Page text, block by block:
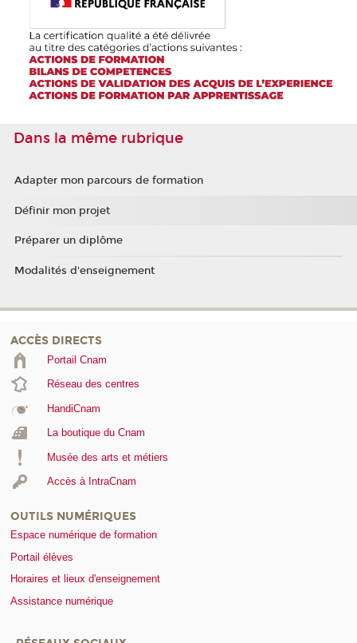
Dans la même rubrique
Adapter mon parcours de formation
Définir mon projet
Préparer un diplôme
Modalités d'enseignement
ACCÈS DIRECTS
Portail Cnam
Réseau des centres
HandiCnam
La boutique du Cnam
Musée des arts et métiers
Accès à IntraCnam
OUTILS NUMÉRIQUES
Espace numérique de formation
Portail élèves
Horaires et lieux d'enseignement
Assistance numérique